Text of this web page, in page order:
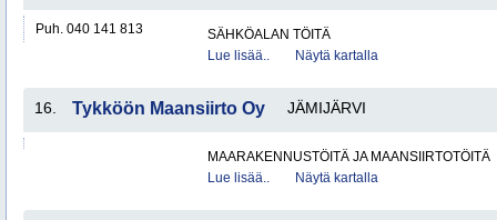
Puh. 040 141 813
SÄHKÖALAN TÖITÄ
Lue lisää..
Näytä kartalla
16. Tykköön Maansiirto Oy JÄMIJÄRVI
MAARAKENNUSTÖITÄ JA MAANSIIRTOTÖITÄ
Lue lisää..
Näytä kartalla